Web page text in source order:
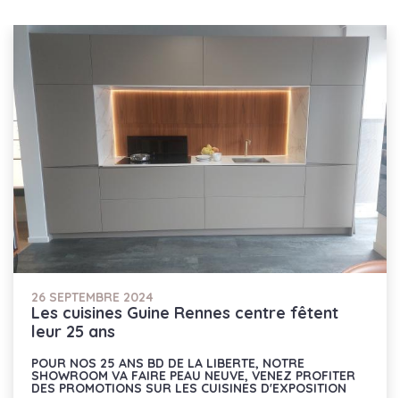
26 SEPTEMBRE 2024
Les cuisines Guine Rennes centre fêtent
leur 25 ans
POUR NOS 25 ANS BD DE LA LIBERTE, NOTRE
SHOWROOM VA FAIRE PEAU NEUVE, VENEZ PROFITER
DES PROMOTIONS SUR LES CUISINES D'EXPOSITION